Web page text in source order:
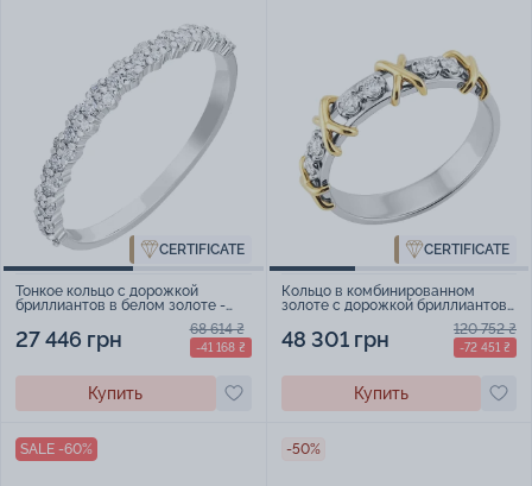
CERTIFICATE
Тонкое кольцо с дорожкой
бриллиантов в белом золоте -
27 446 грн 68 614 ₴
-41 168 ₴
Купить
CERTIFICATE
Кольцо в комбинированном
золоте с дорожкой бриллиантов -
48 301 грн 120 752 ₴
-72 451 ₴
Купить
SALE -60% -50%